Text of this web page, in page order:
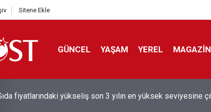
Sitene Ekle
GÜNCEL YAŞAM YEREL MAGAZİN
sekiz kişi hakkında savcılığa suç duyurusu